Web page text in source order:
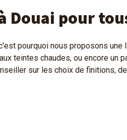
Douai pour
pourquoi nous proposons
teintes chaudes, ou encore
sur les choix de finitions,